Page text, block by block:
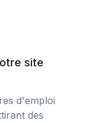
site
d'emploi
des